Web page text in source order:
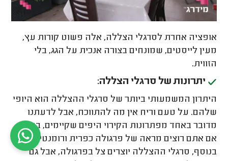
אופציה אחרת לסרגלי הצללה, אלה פשוט קורות עץ,
מעין לייסטים, שמונחים בצורה אנכית על הגג, בלי
הזווית.
יתרונות של סרגלי הצללה:
היתרון המשמעותי ביותר של סרגלי ההצללה הוא היופי
שלהם. על טעם וריח אין מה להתווכח, אבל לדעתנו
מדובר באחד מפתרונות הקירוי היפים שקיימים, בעיקר
אם אתם רוצים מראה של פרגולה כפרית ורומנטית.
בנוסף, סרגלי ההצללה יוצרים צל בפרגולה, אבל גם